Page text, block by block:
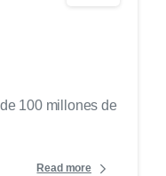
100 millones de
Read more